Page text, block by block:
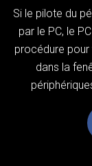
Si le pilote du
par le PC, le
procédure
dans la